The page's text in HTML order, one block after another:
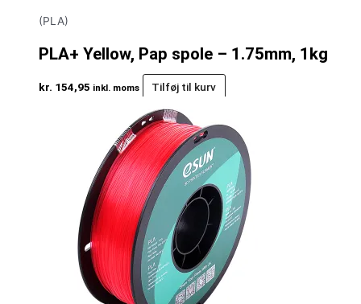
(PLA)
PLA+ Yellow, Pap spole – 1.75mm, 1kg
kr. 154,95 inkl. moms Tilføj til kurv